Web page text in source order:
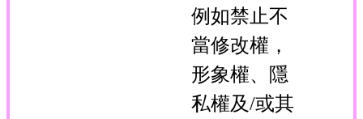
例如禁止不
當修改權，
形象權、隱
私權及/或其